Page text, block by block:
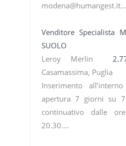
Venditore Specialista
SUOLO
Leroy Merlin
Casamassima, Puglia
Inserimento
apertura 7 giorni su
continuativo dalle
20.30....